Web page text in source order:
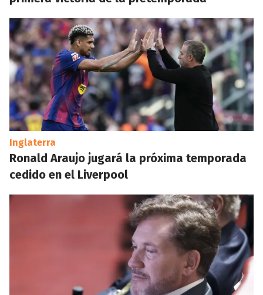
Inglaterra
Ronald Araujo jugará la próxima temporada
cedido en el Liverpool